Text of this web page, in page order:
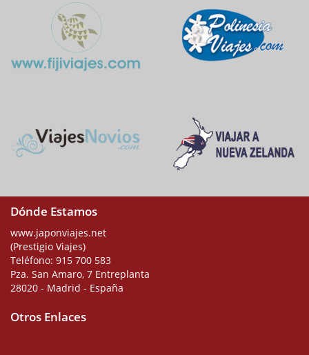
Dónde Estamos
www.japonviajes.net
(Prestigio Viajes)
Teléfono: 915 700 583
Pza. San Amaro, 7 Entreplanta
28020 - Madrid - España
Otros Enlaces